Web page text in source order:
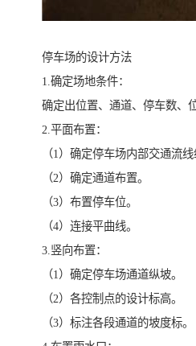
停车场的设计方法
1.确定场地条件：
确定出位置、通道、停车数、
2.平面布置：
（1）确定停车场内部交通流线
（2）确定通道布置。
（3）布置停车位。
（4）连接平曲线。
3.竖向布置：
（1）确定停车场通道纵坡。
（2）各控制点的设计标高。
（3）标注各段通道的坡度标。